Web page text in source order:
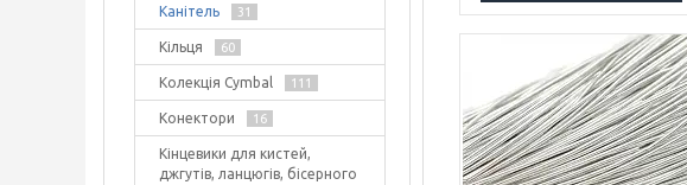
Канітель 31
Кільця 60
Колекція Cymbal 111
Конектори 16
Кінцевики для кистей,
джгутів, ланцюгів, бісерного